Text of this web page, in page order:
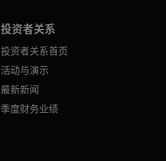
投资者关系
投资者关系首页
活动与演示
最新新闻
季度财务业绩